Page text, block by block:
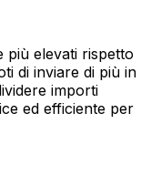
più elevati rispetto
di inviare di più in
importi
ed efficiente per